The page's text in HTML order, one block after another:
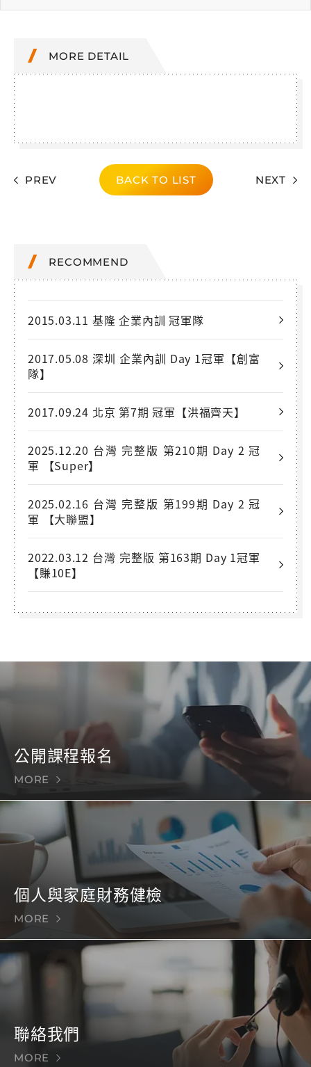
MORE DETAIL
PREV BACK TO LIST NEXT
RECOMMEND
2015.03.11 基隆 企業內訓 冠軍隊
2017.05.08 深圳 企業內訓 Day 1冠軍【創富
隊】
2017.09.24 北京 第7期 冠軍【洪福齊天】
2025.12.20 台灣 完整版 第210期 Day 2 冠
軍 【Super】
2025.02.16 台灣 完整版 第199期 Day 2 冠
軍 【大聯盟】
2022.03.12 台灣 完整版 第163期 Day 1冠軍
【賺10E】
公開課程報名
MORE
個人與家庭財務健檢
MORE
聯絡我們
MORE